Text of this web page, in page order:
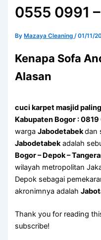
0555 0991
By Mazaya Cleaning/01/11/
Kenapa Sofa
Alasan
cuci karpet masjid
Kabupaten Bogor : 0819
wargaJabodetabekdan
Jabodetabekadalah
Bogor – Depok –
wilayah metropolitan
Depok sebagai
akronimnya adalah
Thank you for reading
subscribe!